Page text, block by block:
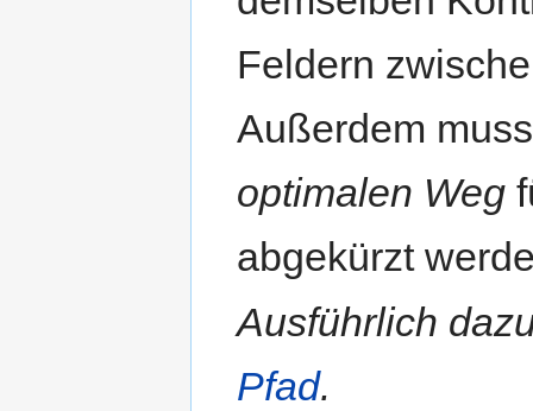
Feldern
Außerdem
optimalen Weg
abgekürzt
Ausführlich
Pfad.